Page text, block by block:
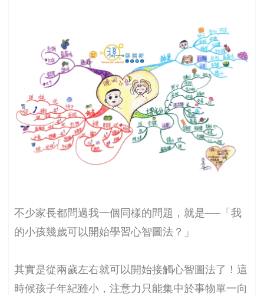
不少家長都問過我一個同樣的問題，就是──「我
的小孩幾歲可以開始學習心智圖法？」
其實是從兩歲左右就可以開始接觸心智圖法了！這
時候孩子年紀雖小，注意力只能集中於事物單一向